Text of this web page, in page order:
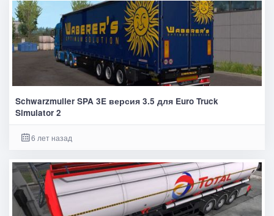
Schwarzmuller SPA 3E версия 3.5 для Euro Truck
Simulator 2
6 лет назад